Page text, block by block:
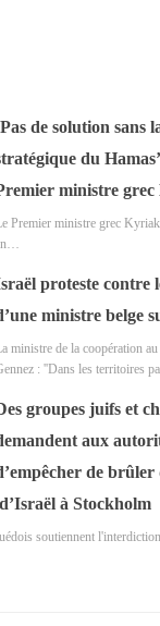
de solution sans
du
ministre grec
Premier ministre grec
proteste contre
ministre belge
ministre de la coopération
: ''Dans les territoires
groupes juifs et
aux
de brûler
à Stockholm
soutiennent